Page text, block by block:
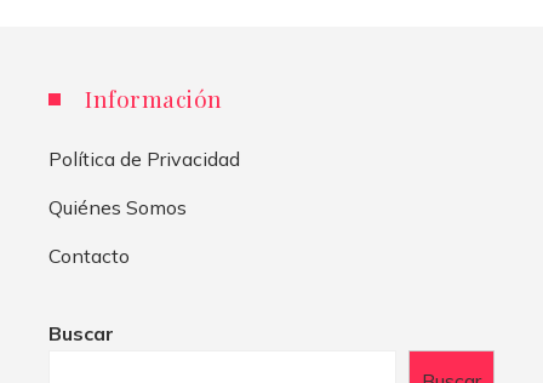
Información
Política de Privacidad
Quiénes Somos
Contacto
Buscar